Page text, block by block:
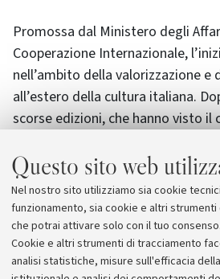
Questo sito web
Nel nostro sito utilizziamo sia cookie
funzionamento, sia cookie e altri
che potrai attivare solo con il tuo consenso.
Cookie e altri strumenti di tracciamento
analisi statistiche, misure sull'efficacia
Promossa dal Ministero degli
Cooperazione Internazionale,
nell’ambito della valorizzazione e
all’estero della cultura italiana.
scorse edizioni, che hanno visto
di duecento esperti italiani del
designer, artisti, curatori,
giornalisti – e circa trecento
duecento città nel mondo, l’
tematica del “Design e Città del